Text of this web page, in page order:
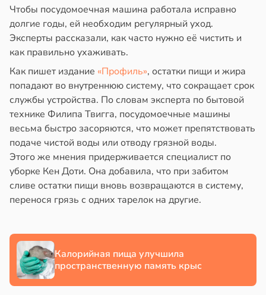
в21:42
Чтобы посудомоечная машина работала исправно
долгие годы, ей необходим регулярный уход.
Эксперты рассказали, как часто нужно её чистить и
как правильно ухаживать.
Как пишет издание «Профиль», остатки пищи и жира
попадают во внутреннюю систему, что сокращает срок
службы устройства. По словам эксперта по бытовой
технике Филипа Твигга, посудомоечные машины
весьма быстро засоряются, что может препятствовать
подаче чистой воды или отводу грязной воды.
Этого же мнения придерживается специалист по
уборке Кен Доти. Она добавила, что при забитом
сливе остатки пищи вновь возвращаются в систему,
перенося грязь с одних тарелок на другие.
Калорийная пища улучшила
пространственную память крыс
в16:23
в17:40